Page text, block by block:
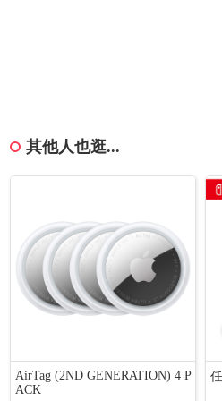
其他人也逛...
AirTag (2ND GENERATION) 4 P
ACK